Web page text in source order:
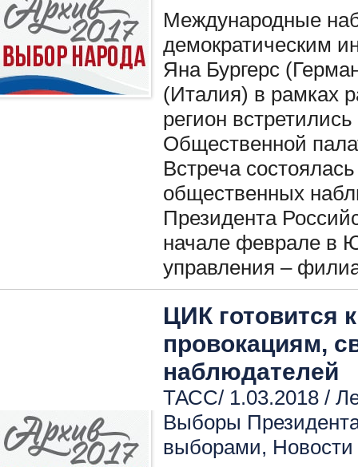
Международные
демократическим
Яна Бургерс
(Италия) в рамках
регион
Общественной
Встреча
общественных
Президента
начале феврале в
управления –
ЦИК готовится
провокациям,
наблюдателей
ТАСС/ 1.03.2018 /
Выборы
выборами,